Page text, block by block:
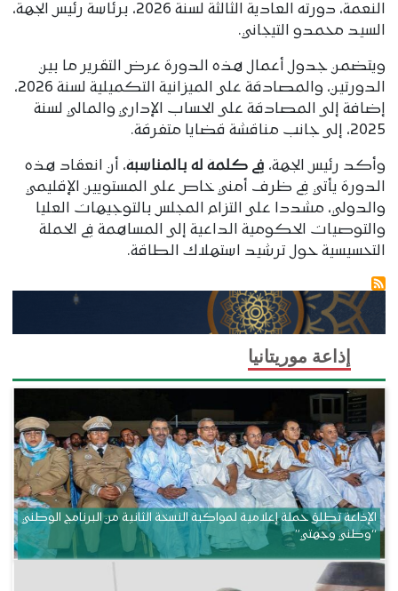
النعمة، دورته العادية الثالثة لسنة 2026، برئاسة رئيس الجهة،
السيد محمدو التيجاني.
ويتضمن جدول أعمال هذه الدورة عرض التقرير ما بين
الدورتين، والمصادقة على الميزانية التكميلية لسنة 2026،
إضافة إلى المصادقة على الحساب الإداري والمالي لسنة
2025، إلى جانب مناقشة قضايا متفرقة.
وأكد رئيس الجهة، في كلمة له بالمناسبة، أن انعقاد هذه
الدورة يأتي في ظرف أمني خاص على المستويين الإقليمي
والدولي، مشددا على التزام المجلس بالتوجيهات العليا
والتوصيات الحكومية الداعية إلى المساهمة في الحملة
التحسيسية حول ترشيد استهلاك الطاقة.
إذاعة موريتانيا
الإذاعة تطلق حملة إعلامية لمواكبة النسخة الثانية من البرنامج الوطني
“وطني وجهتي”